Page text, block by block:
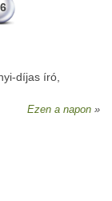
díjas író,
Ezen a napon